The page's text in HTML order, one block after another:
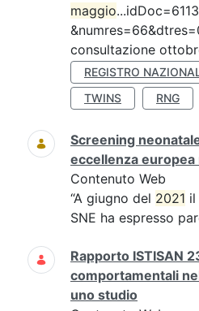
maggio
consultazione
REGISTRO
TWINS
RNG
Screening
eccellenza europea
Contenuto Web
“A giugno del 2021 il
SNE ha espresso
Rapporto ISTISAN
comportamentali
uno studio